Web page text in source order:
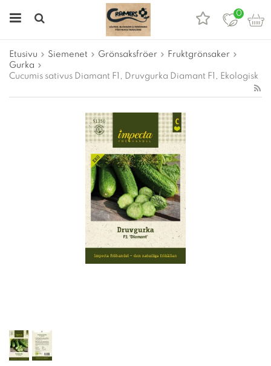
0
Etusivu Siemenet Grönsaksfröer
Fruktgrönsaker
Gurka
Cucumis sativus Diamant F1, Druvgurka Diamant F1, Ekologisk